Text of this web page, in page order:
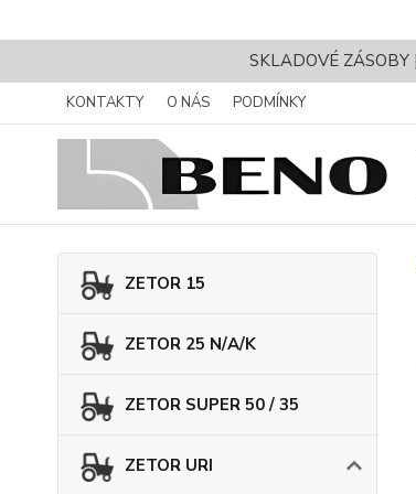
SKLADOVÉ
KONTAKTY O NÁS PODMÍNKY
ZETOR 15
ZETOR 25 N/A/K
ZETOR SUPER 50 / 35
ZETOR URI